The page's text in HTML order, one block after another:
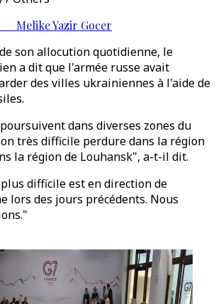
Melike Yazir Gocer
son allocution quotidienne, le
a dit que l'armée russe avait
des villes ukrainiennes à l'aide de
dans diverses zones du
très difficile perdure dans la région
la région de Louhansk", a-t-il dit.
difficile est en direction de
lors des jours précédents. Nous